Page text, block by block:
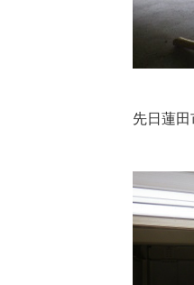
先日蓮田